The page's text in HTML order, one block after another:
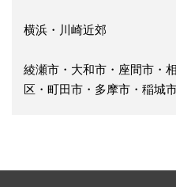
横浜・川崎近郊
綾瀬市・大和市・座間市・
区・町田市・多摩市・稲城